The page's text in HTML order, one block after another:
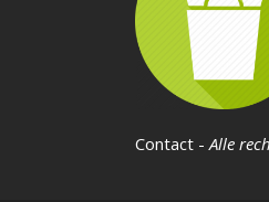
Contact -Alle